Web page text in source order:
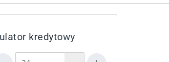
kredytowy